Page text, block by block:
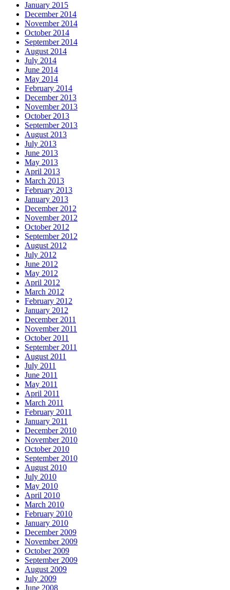
January 2015
December 2014
November 2014
October 2014
September 2014
August 2014
July 2014
June 2014
May 2014
February 2014
December 2013
November 2013
October 2013
September 2013
August 2013
July 2013
June 2013
May 2013
April 2013
March 2013
February 2013
January 2013
December 2012
November 2012
October 2012
September 2012
August 2012
July 2012
June 2012
May 2012
April 2012
March 2012
February 2012
January 2012
December 2011
November 2011
October 2011
September 2011
August 2011
July 2011
June 2011
May 2011
April 2011
March 2011
February 2011
January 2011
December 2010
November 2010
October 2010
September 2010
August 2010
July 2010
May 2010
April 2010
March 2010
February 2010
January 2010
December 2009
November 2009
October 2009
September 2009
August 2009
July 2009
June 2008